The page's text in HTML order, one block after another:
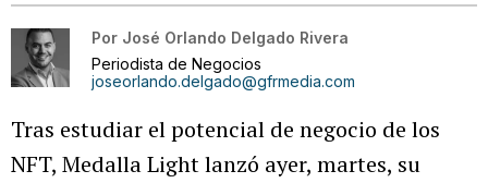
Por José Orlando Delgado Rivera
Periodista de Negocios
joseorlando.delgado@gfrmedia.com
Tras estudiar el potencial de negocio de los
NFT, Medalla Light lanzó ayer, martes, su